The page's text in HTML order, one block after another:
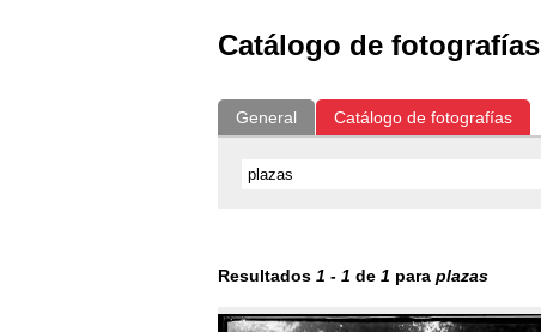
Catálogo de fotografías
General Catálogo de fotografías
Resultados 1 - 1 de 1 para plazas